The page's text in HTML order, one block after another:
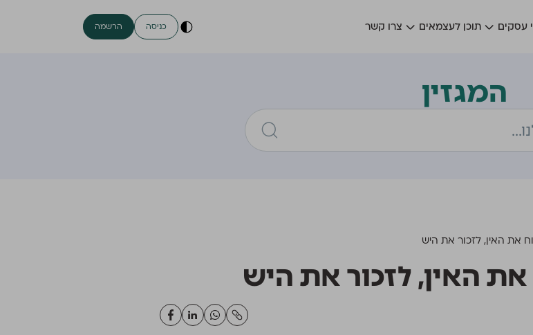
עסקים תוכן לעצמאים צרו קשר כניסה הרשמה
המגזין
את האין, לזכור את היש
את האין, לזכור את היש